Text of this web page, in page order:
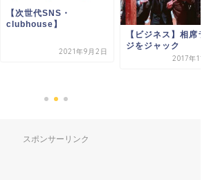
【次世代SNS・
clubhouse】
2021年9月2日
【ビジネス】相席ラ
ジをジャック
2017年11
スポンサーリンク